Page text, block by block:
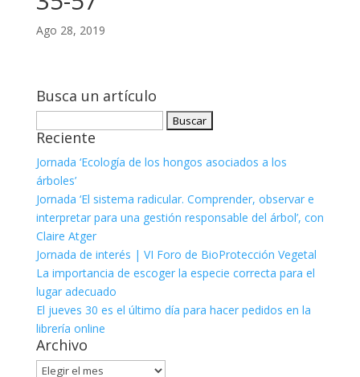
Ago 28, 2019
Busca un artículo
Reciente
Jornada ‘Ecología de los hongos asociados a los
árboles’
Jornada ‘El sistema radicular. Comprender, observar e
interpretar para una gestión responsable del árbol’, con
Claire Atger
Jornada de interés | VI Foro de BioProtección Vegetal
La importancia de escoger la especie correcta para el
lugar adecuado
El jueves 30 es el último día para hacer pedidos en la
librería online
Archivo
Archivo